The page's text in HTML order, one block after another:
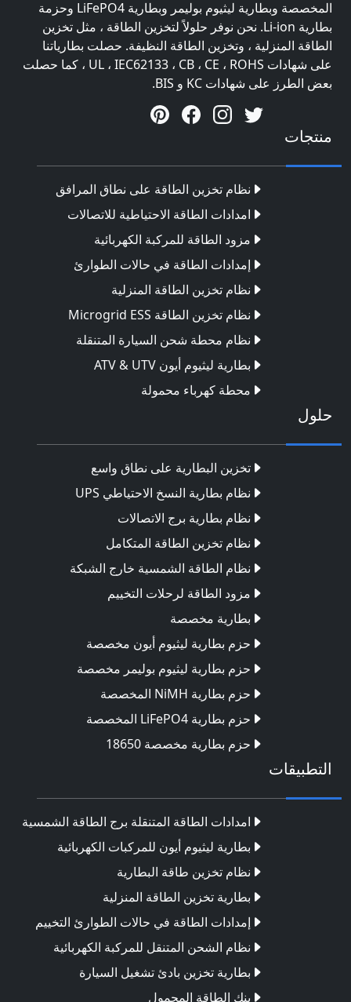
المخصصة وبطارية ليثيوم بوليمر وبطارية LiFePO4 وحزمة
بطارية Li-ion. نحن نوفر حلولاً لتخزين الطاقة ، مثل تخزين
الطاقة المنزلية ، وتخزين الطاقة النظيفة. حصلت بطارياتنا
على شهادات UL ، IEC62133 ، CB ، CE ، ROHS ، كما حصلت
بعض الطرز على شهادات KC و BIS.
منتجات
نظام تخزين الطاقة على نطاق المرافق
امدادات الطاقة الاحتياطية للاتصالات
مزود الطاقة للمركبة الكهربائية
إمدادات الطاقة في حالات الطوارئ
نظام تخزين الطاقة المنزلية
نظام تخزين الطاقة Microgrid ESS
نظام محطة شحن السيارة المتنقلة
بطارية ليثيوم أيون ATV & UTV
محطة كهرباء محمولة
حلول
تخزين البطارية على نطاق واسع
نظام بطارية النسخ الاحتياطي UPS
نظام بطارية برج الاتصالات
نظام تخزين الطاقة المتكامل
نظام الطاقة الشمسية خارج الشبكة
مزود الطاقة لرحلات التخييم
بطارية مخصصة
حزم بطارية ليثيوم أيون مخصصة
حزم بطارية ليثيوم بوليمر مخصصة
حزم بطارية NiMH المخصصة
حزم بطارية LiFePO4 المخصصة
حزم بطارية مخصصة 18650
التطبيقات
امدادات الطاقة المتنقلة برج الطاقة الشمسية
بطارية ليثيوم أيون للمركبات الكهربائية
نظام تخزين طاقة البطارية
بطارية تخزين الطاقة المنزلية
إمدادات الطاقة في حالات الطوارئ التخييم
نظام الشحن المتنقل للمركبة الكهربائية
بطارية تخزين بادئ تشغيل السيارة
بنك الطاقة المحمول